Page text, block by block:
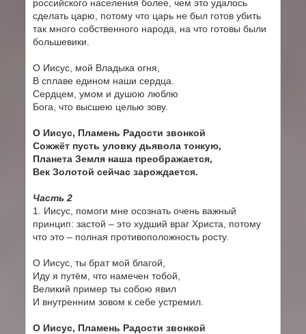
российского населения более, чем это удалось
сделать царю, потому что царь не был готов убить
так много собственного народа, на что готовы были
большевики.
О Иисус, мой Владыка огня,
В сплаве едином наши сердца.
Сердцем, умом и душою люблю
Бога, что высшею целью зову.
О Иисус, Пламень Радости звонкой
Сожжёт пусть уловку дьявола тонкую,
Планета Земля наша преображается,
Век Золотой сейчас зарождается.
Часть 2
1. Иисус, помоги мне осознать очень важный
принцип: застой – это худший враг Христа, потому
что это – полная противоположность росту.
О Иисус, ты брат мой благой,
Иду я путём, что намечен тобой,
Великий пример ты собою явил
И внутренним зовом к себе устремил.
О Иисус, Пламень Радости звонкой